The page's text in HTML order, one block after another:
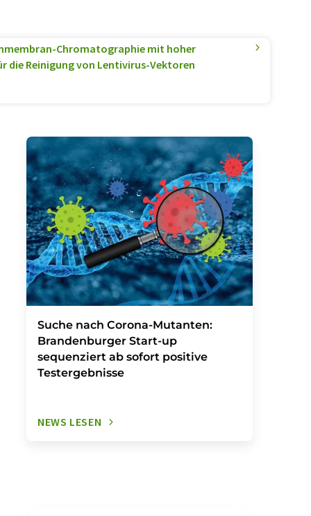
Chromatographie mit hoher
die Reinigung von Lentivirus-Vektoren
Suche nach Corona-Mutanten:
Brandenburger Start-up
sequenziert ab sofort positive
Testergebnisse
NEWS LESEN